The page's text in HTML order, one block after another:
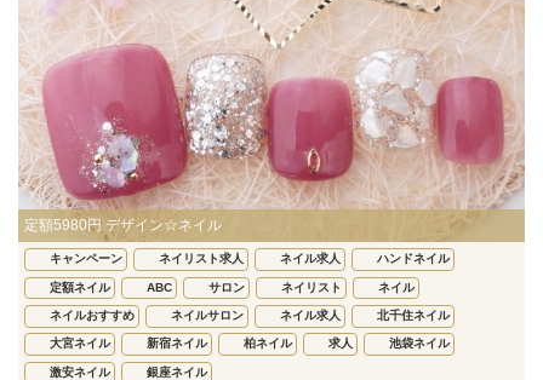
定額5980円 デザイン☆ネイル
キャンペーン ネイリスト求人 ネイル求人 ハンドネイル
定額ネイル ABC サロン ネイリスト ネイル
ネイルおすすめ ネイルサロン ネイル求人 北千住ネイル
大宮ネイル 新宿ネイル 柏ネイル 求人 池袋ネイル
激安ネイル 銀座ネイル